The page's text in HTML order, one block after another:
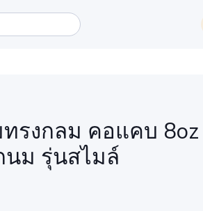
รงกลม คอแคบ
ม รุ่นสไมล์